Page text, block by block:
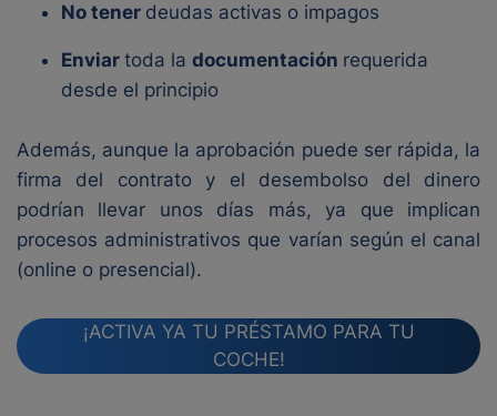
No tener deudas activas o impagos
Enviar toda la documentación requerida
desde el principio
Además, aunque la aprobación puede ser rápida, la
firma del contrato y el desembolso del dinero
podrían llevar unos días más, ya que implican
procesos administrativos que varían según el canal
(online o presencial).
¡ACTIVA YA TU PRÉSTAMO PARA TU
COCHE!